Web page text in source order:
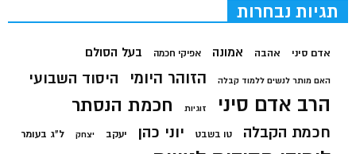
תגיות נבחרות
אדם סיני אהבה אמונה אפיקי חכמה בעל הסולם
האם מותר לנשים ללמוד קבלה הזוהר היומי היסוד השבועי
הרב אדם סיני זוגיות חכמת הנסתר
חכמת הקבלה טו בשבט יוני כהן יעקב יצחק ל"ג בעומר